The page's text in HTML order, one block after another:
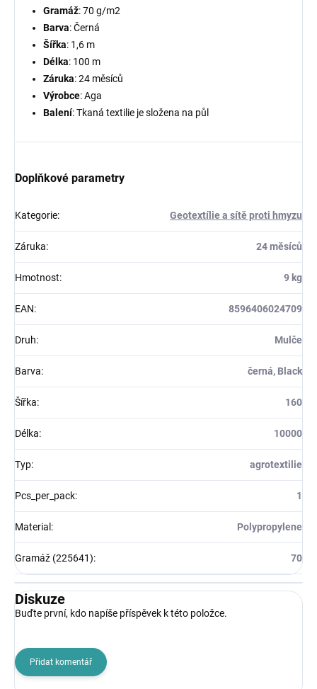
Gramáž: 70 g/m2
Barva: Černá
Šířka: 1,6 m
Délka: 100 m
Záruka: 24 měsíců
Výrobce: Aga
Balení: Tkaná textilie je složena na půl
Doplňkové parametry
Kategorie: Geotextílie a sítě proti hmyzu
Záruka: 24 měsíců
Hmotnost: 9 kg
EAN: 8596406024709
Druh: Mulče
Barva: černá, Black
Šířka: 160
Délka: 10000
Typ: agrotextilie
Pcs_per_pack: 1
Material : Polypropylene
Gramáž (225641): 70
Diskuze
Buďte první, kdo napíše příspěvek k této položce.
Přidat komentář